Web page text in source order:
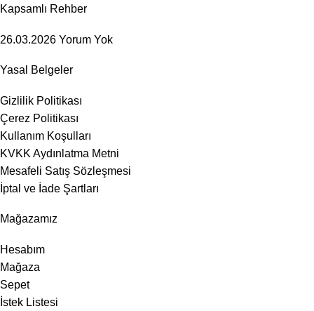
Kapsamlı Rehber
26.03.2026 Yorum Yok
Yasal Belgeler
Gizlilik Politikası
Çerez Politikası
Kullanım Koşulları
KVKK Aydınlatma Metni
Mesafeli Satış Sözleşmesi
İptal ve İade Şartları
Mağazamız
Hesabım
Mağaza
Sepet
İstek Listesi